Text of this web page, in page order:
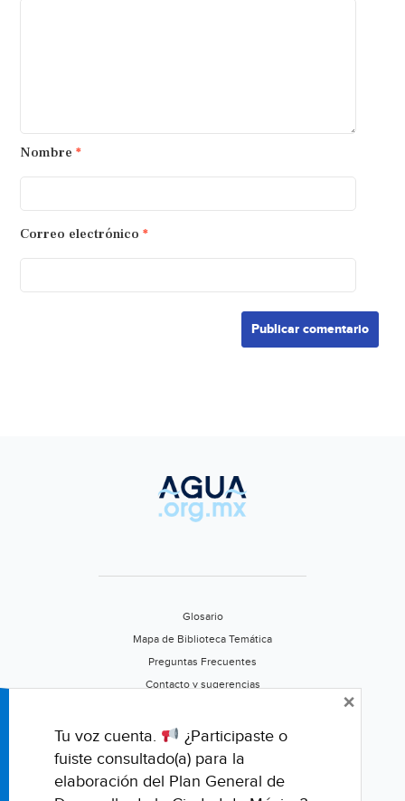
Nombre *
Correo electrónico *
Glosario
Mapa de Biblioteca Temática
Preguntas Frecuentes
Contacto y sugerencias
Califica este portal
Tu voz cuenta.
¿Participaste o
fuiste consultado(a) para la
elaboración del Plan General de
×